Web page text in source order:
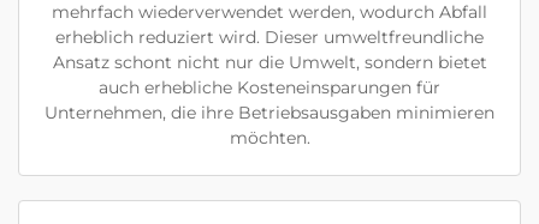
mehrfach wiederverwendet werden, wodurch Abfall
erheblich reduziert wird. Dieser umweltfreundliche
Ansatz schont nicht nur die Umwelt, sondern bietet
auch erhebliche Kosteneinsparungen für
Unternehmen, die ihre Betriebsausgaben minimieren
möchten.